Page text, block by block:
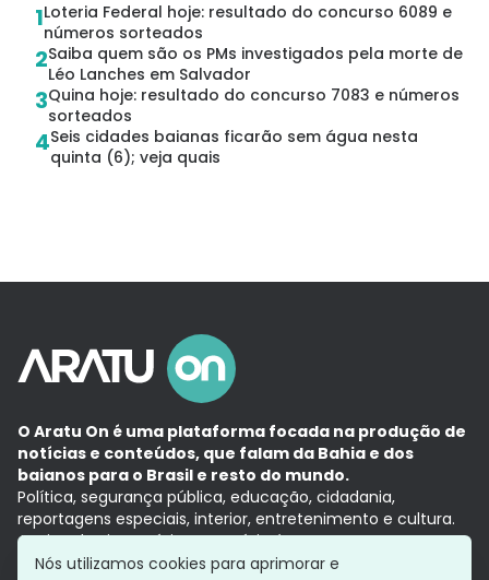
1Loteria Federal hoje: resultado do concurso 6089 e
números sorteados
2Saiba quem são os PMs investigados pela morte de
Léo Lanches em Salvador
3Quina hoje: resultado do concurso 7083 e números
sorteados
4Seis cidades baianas ficarão sem água nesta
quinta (6); veja quais
O Aratu On é uma plataforma focada na produção de
notícias e conteúdos, que falam da Bahia e dos
baianos para o Brasil e resto do mundo.
Política, segurança pública, educação, cidadania,
reportagens especiais, interior, entretenimento e cultura.
Aqui, tudo vira notícia e a notícia é no tempo presente,
com a credibilidade do Grupo Aratu.
Nós utilizamos cookies para aprimorar e